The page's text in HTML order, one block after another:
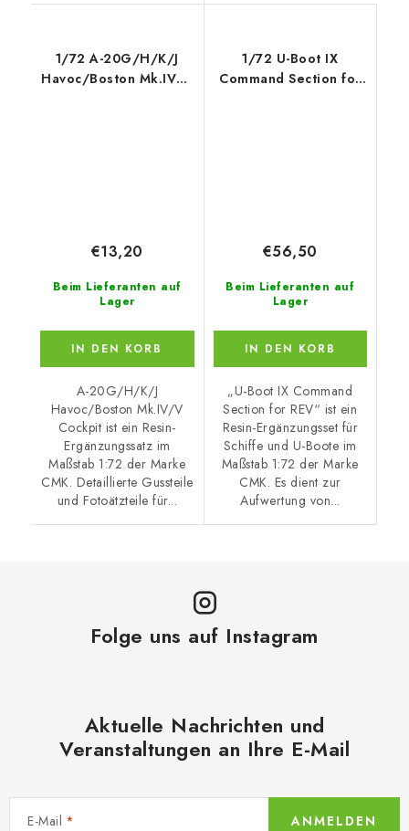
1/72 A-20G/H/K/J
Havoc/Boston Mk.IV/V
Beim Lieferanten auf
Lager
€13,20
IN DEN KORB
A-20G/H/K/J
Havoc/Boston Mk.IV/V
Cockpit ist ein Resin-
Ergänzungssatz im
Maßstab 1:72 der Marke
CMK. Detaillierte Gussteile
und Fotoätzteile für...
1/72 U-Boot IX
Command Section for
Beim Lieferanten auf
Lager
€56,50
IN DEN KORB
„U-Boot IX Command
Section for REV“ ist ein
Resin-Ergänzungsset für
Schiffe und U-Boote im
Maßstab 1:72 der Marke
CMK. Es dient zur
Aufwertung von...
Folge uns auf Instagram
Aktuelle Nachrichten und
Veranstaltungen an Ihre E-Mail
E-Mail ANMELDEN